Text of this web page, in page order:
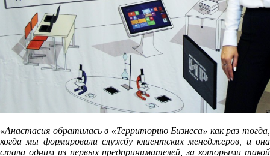
«Анастасия обратилась в «Территорию Бизнеса» как раз тогда,
когда мы формировали службу клиентских менеджеров, и она
стала одним из первых предпринимателей, за которыми такой